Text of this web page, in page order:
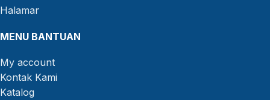
MENU BANTUAN
My account
Kontak Kami
Katalog